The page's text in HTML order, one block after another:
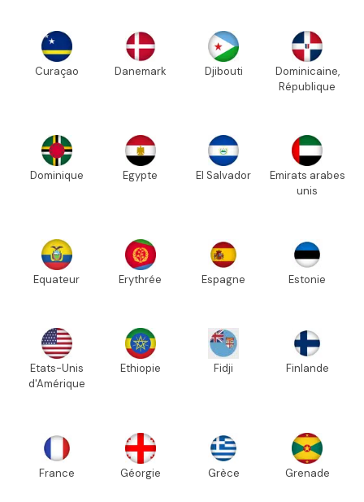
Curaçao Danemark Djibouti
Dominicaine,
République
Dominique Egypte El Salvador
Emirats arabes
unis
Equateur Erythrée Espagne Estonie
Etats-Unis
d'Amérique
Ethiopie Fidji Finlande
France Géorgie Grèce Grenade